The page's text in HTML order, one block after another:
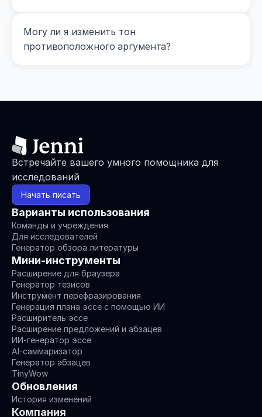
Могу ли я изменить тон
противоположного аргумента?
Встречайте вашего умного помощника для
исследований
Начать писать
Варианты использования
Команды и учреждения
Для исследователей
Генератор обзора литературы
Мини-инструменты
Расширение для браузера
Генератор тезисов
Инструмент перефразирования
Генерация плана эссе с помощью ИИ
Расширитель эссе
Расширение предложений и абзацев
ИИ-генератор эссе
AI-саммаризатор
Генератор абзацев
TinyWow
Обновления
История изменений
Компания